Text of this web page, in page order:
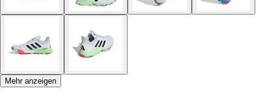
Mehr anzeigen